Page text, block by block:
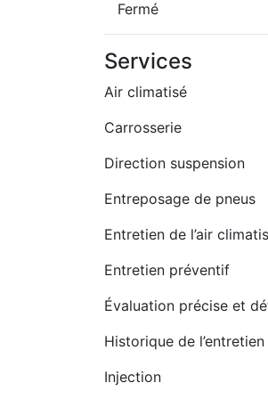
Fermé
Services
Air climatisé
Carrosserie
Direction suspension
Entreposage de pneus
Entretien de l’air
Entretien préventif
Évaluation précise et
Historique de l’entretien
Injection